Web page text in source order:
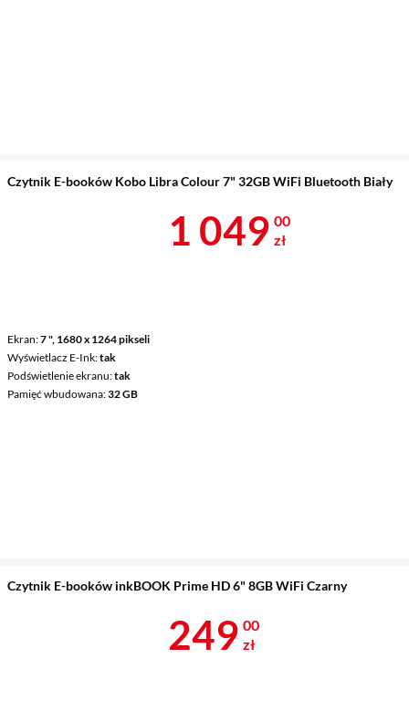
Czytnik E-booków Kobo Libra Colour 7" 32GB WiFi Bluetooth Biały
Ekran 7 ", 1680 x 1264 pikseli
Wyświetlacz E-Ink tak
Podświetlenie ekranu tak
Pamięć wbudowana 32 GB
Cena 1 049 zł
1 049 00
zł
Czytnik E-booków inkBOOK Prime HD 6" 8GB WiFi Czarny
Cena 249 zł
249 00
zł